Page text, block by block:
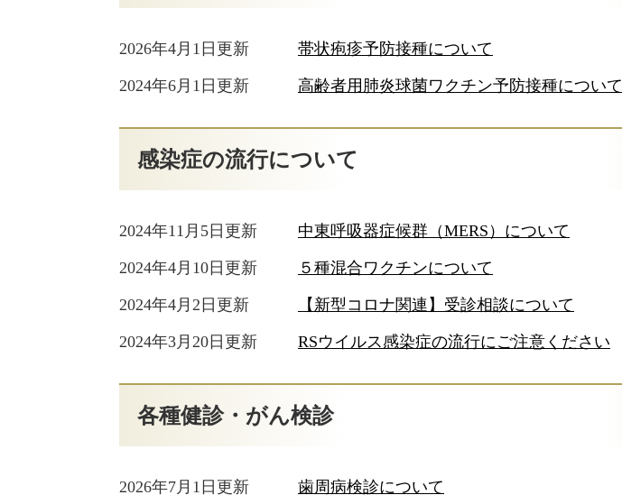
2026年4月1日更新 帯状疱疹予防接種について
2024年6月1日更新 高齢者用肺炎球菌ワクチン予防接種について
感染症の流行について
2024年11月5日更新 中東呼吸器症候群（MERS）について
2024年4月10日更新 ５種混合ワクチンについて
2024年4月2日更新 【新型コロナ関連】受診相談について
2024年3月20日更新 RSウイルス感染症の流行にご注意ください
各種健診・がん検診
2026年7月1日更新 歯周病検診について